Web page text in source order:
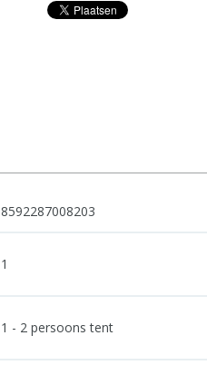
8592287008203
1
1 - 2 persoons tent